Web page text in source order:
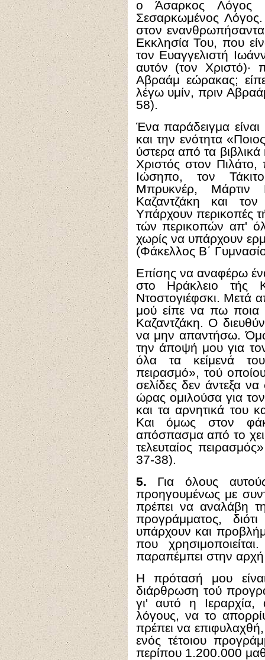
ο Άσαρκος Λόγος
Σεσαρκωμένος Λόγος.
στον
Εκκλησία Του, που
τον Ευαγγελιστή
αυτόν (τον Χριστό)·
Αβραάμ εώρακας;
λέγω υμίν, πριν
58).
Ένα παράδειγμα
και την ενότητα
ύστερα από τα
Χριστός στον Πιλάτο,
Ιώσηπο, τον
Μπρυκνέρ, Μάρτιν
Καζαντζάκη και
Υπάρχουν περικοπές
τών περικοπών απ'
χωρίς να υπάρχουν
(Φάκελλος Β΄
Επίσης να αναφέρω
στο Ηράκλειο τής
Ντοστογιέφσκι. Μετά
μού είπε να πω ποια
Καζαντζάκη. Ο
να μην απαντήσω.
την άποψή μου για
όλα τα κείμενά
πειρασμό», τού
σελίδες δεν άντεξα
ώρας ομιλούσα για
και τα αρνητικά του
Και όμως στον
απόσπασμα από το
τελευταίος
37-38).
5. Για όλους
προηγουμένως με
πρέπει να αναλάβη
προγράμματος,
υπάρχουν και
που
παραπέμπει στην
Η πρότασή μου
διάρθρωση τού
γι' αυτό η
λόγους, να το
πρέπει να
ενός τέτοιου
περίπου 1.200.000